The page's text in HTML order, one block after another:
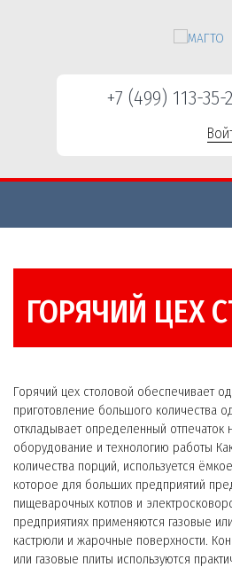
+7 (499) 113-35-
ГОРЯЧИЙ ЦЕХ
Горячий цех столовой обеспечивает
приготовление большого количества
откладывает определенный отпечаток
оборудование и технологию работы
количества порций, используется
которое для больших предприятий
пищеварочных котлов и
предприятиях применяются газовые
кастрюли и жарочные поверхности.
или газовые плиты используются